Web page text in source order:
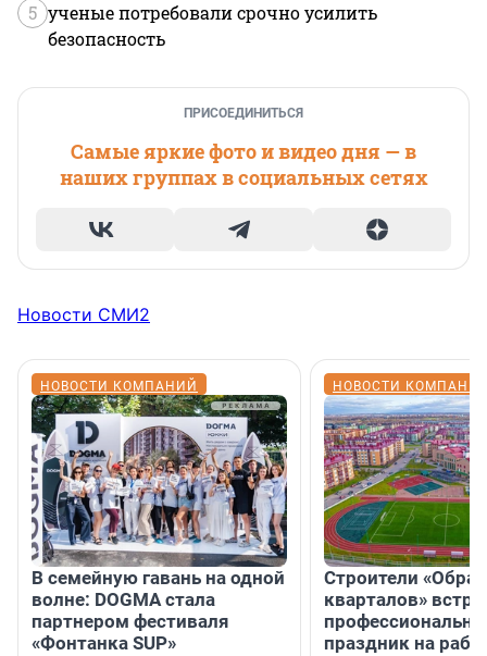
5 ученые потребовали срочно усилить
безопасность
ПРИСОЕДИНИТЬСЯ
Самые яркие фото и видео дня — в
наших группах в социальных сетях
Новости СМИ2
НОВОСТИ КОМПАНИЙ
В семейную гавань на одной
волне: DOGMA стала
партнером фестиваля
«Фонтанка SUP»
НОВОСТИ
Строители
кварталов»
праздник на